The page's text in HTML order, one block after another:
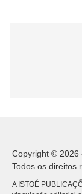
Copyright © 2026
Todos os direitos
A ISTOÉ